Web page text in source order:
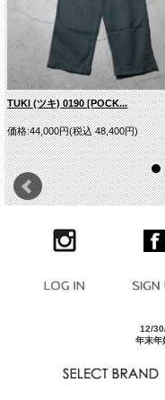
TUKI (ツキ) 0190 [POCK...
価格:44,000円(税込 48,400円)
12/
年末